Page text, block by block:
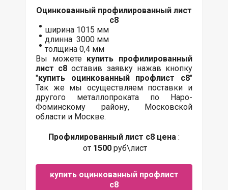
Оцинкованный профилированный лист
с8
ширина 1015 мм
длинна 3000 мм
толщина 0,4 мм
Вы можете купить профилированный
лист с8 оставив заявку нажав кнопку
"купить оцинкованный профлист с8"
Так же мы осуществляем поставки и
другого металлопроката по Наро-
Фоминскому району, Московской
области и Москве.
Профилированный лист с8 цена :
от 1500 руб\лист
купить оцинкованный профлист
с8